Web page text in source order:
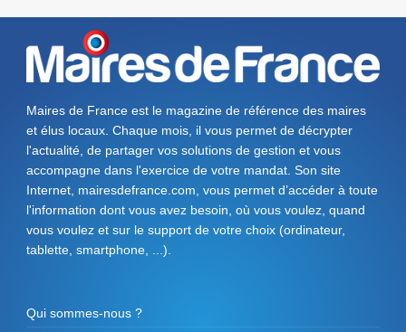
Maires de France est le magazine de référence des maires
et élus locaux. Chaque mois, il vous permet de décrypter
l'actualité, de partager vos solutions de gestion et vous
accompagne dans l'exercice de votre mandat. Son site
Internet, mairesdefrance.com, vous permet d’accéder à toute
l'information dont vous avez besoin, où vous voulez, quand
vous voulez et sur le support de votre choix (ordinateur,
tablette, smartphone, ...).
Qui sommes-nous ?